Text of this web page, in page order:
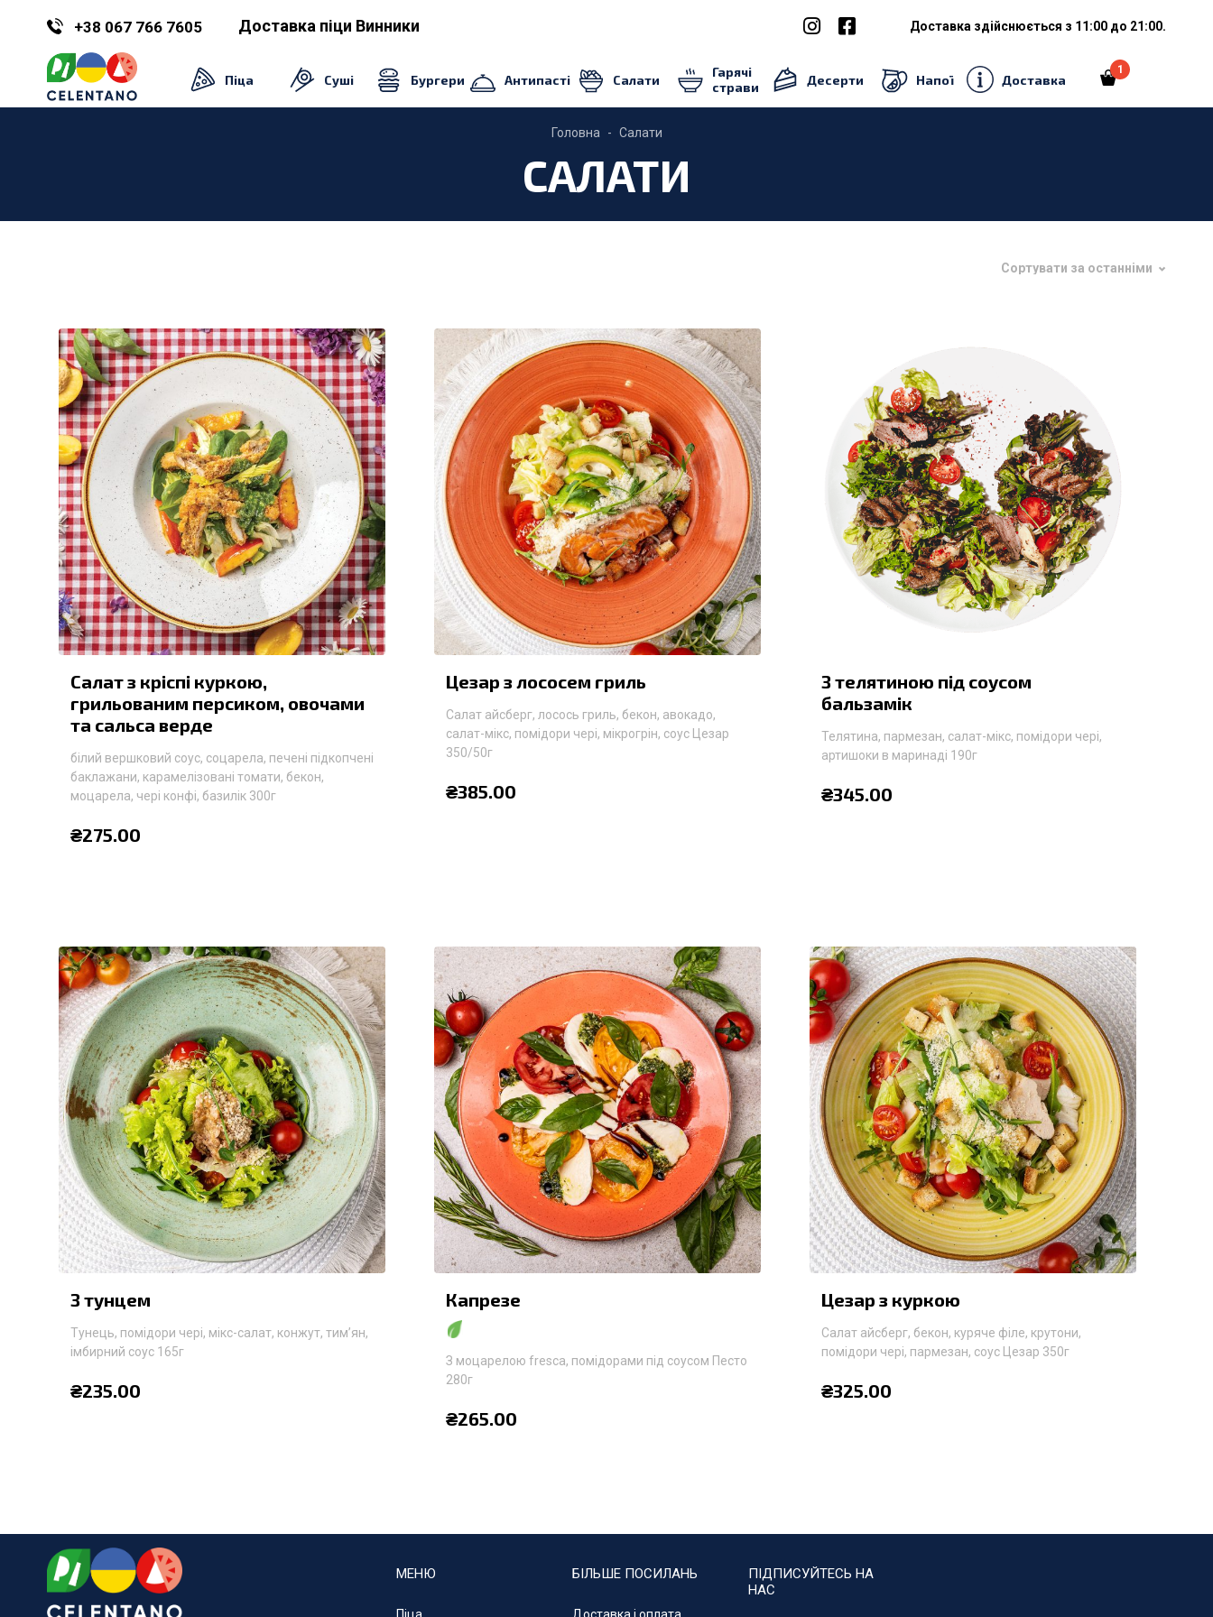
+38 067 766 7605 Доставка піци Винники Доставка здійснюється з 11:00 до 21:00.
Піца Суші Бургери Антипасті Салати
Гарячі
страви
Десерти Напої Доставка
1
₴
Головна Салати
САЛАТИ
Сортувати за останніми
Салат з кріспі куркою,
грильованим персиком, овочами
та сальса верде
білий вершковий соус, соцарела, печені підкопчені
баклажани, карамелізовані томати, бекон,
моцарела, чері конфі, базилік 300г
₴275.00
Цезар з лососем гриль
Салат айсберг, лосось гриль, бекон, авокадо,
салат-мікс, помідори чері, мікрогрін, соус Цезар
350/50г
₴385.00
З телятиною під соусом
бальзамік
Телятина, пармезан, салат-мікс, помідори чері,
артишоки в маринаді 190г
₴345.00
З тунцем
Тунець, помідори чері, мікс-салат, конжут, тим’ян,
імбирний соус 165г
₴235.00
Капрезе
З моцарелою fresca, помідорами під соусом Песто
280г
₴265.00
Цезар з куркою
Салат айсберг, бекон, куряче філе, крутони,
помідори чері, пармезан, соус Цезар 350г
₴325.00
МЕНЮ БІЛЬШЕ ПОСИЛАНЬ
ПІДПИСУЙТЕСЬ НА
НАС